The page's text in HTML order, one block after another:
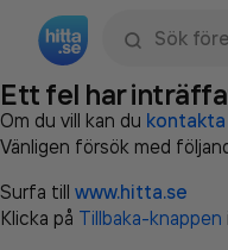
Ett fel har
Om du vill kan du
Vänligen försök med
Surfa till www.hitta.se
Klicka på Tillbaka-knappen